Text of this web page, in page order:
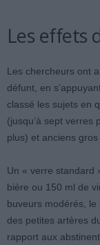
Les effets
Les chercheurs ont
défunt, en
classé les sujets en
(jusqu’à sept verres
plus) et anciens gros
Un « verre standard
bière ou 150 ml de
buveurs modérés, le
des petites artères
rapport aux